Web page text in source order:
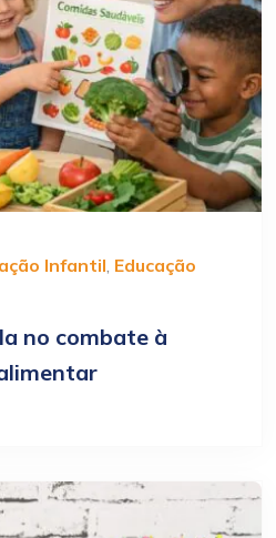
Infantil Educação
no combate à